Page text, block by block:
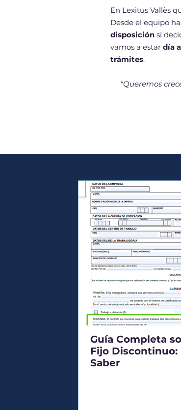
En Lexitus Vallès
Desde el equipo
disposición si
vamos a estar día
trámites.
"Queremos
Guía Completa
Fijo Discontinuo:
Saber